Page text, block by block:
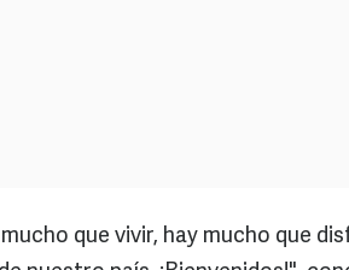
que vivir, hay mucho que